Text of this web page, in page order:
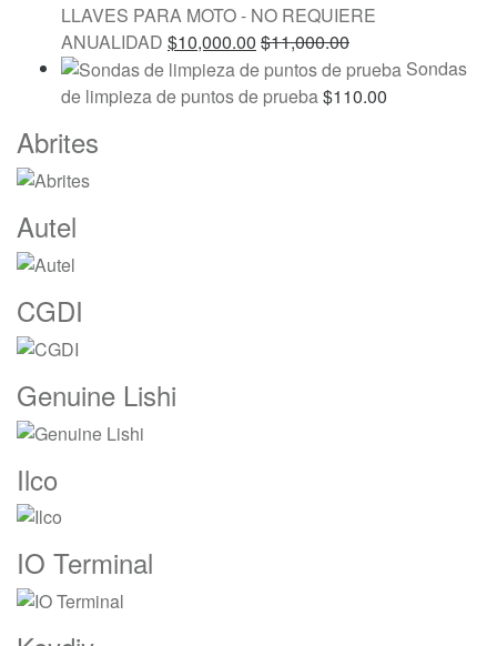
LLAVES PARA MOTO - NO REQUIERE
ANUALIDAD $10,000.00 $11,000.00
Sondas
de limpieza de puntos de prueba$110.00
Marcas
De
Carrusel
Abrites
Autel
CGDI
Genuine Lishi
Ilco
IO Terminal